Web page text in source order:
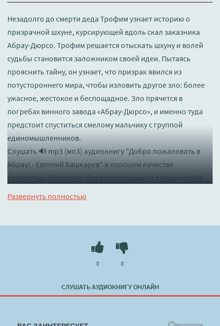
Незадолго до смерти деда Трофим узнает историю о
призрачной шхуне, курсирующей вдоль скал заказника
Абрау-Дюрсо. Трофим решается отыскать шхуну и волей
судьбы становится заложником своей идеи. Пытаясь
прояснить тайну, он узнает, что призрак явился из
потустороннего мира, чтобы изловить другое зло: более
ужасное, жестокое и беспощадное. Зло прячется в
погребах винного завода «Абрау-Дюрсо», и именно туда
предстоит спуститься смелому мальчику с группой
единомышленников.
Слушать 🔊 mp3 (мп3) аудиокнигу "Добро пожаловать в
Абрау! - Евгений Башкарев" в хорошем качестве
полностью бесплатно без регистрации на лучшем сайте
Развернуть полностью
СЛУШАТЬ АУДИОКНИГУ ОНЛАЙН
0 0